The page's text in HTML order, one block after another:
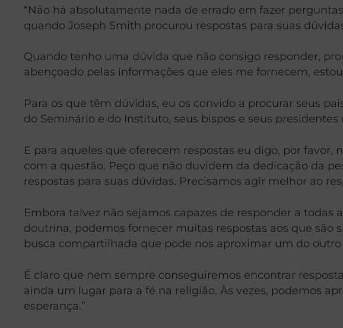
“Não há absolutamente nada de errado em fazer
quando Joseph Smith procurou respostas para suas
Quando tenho uma dúvida que não consigo responder,
abençoado pelas informações que eles me fornecem,
Para os que têm dúvidas, eu os convido a procurar seus
do Seminário e do Instituto, seus bispos e seus presidentes
E para aqueles que oferecem respostas eu digo, por
com a questão. Peço que não duvidem da dedicação da
respostas para suas dúvidas. Precisamos agir melhor ao
Embora talvez não sejamos capazes de responder a todas
doutrina, podemos fornecer muitas respostas aos que
busca compartilhada que pode nos aproximar um do outro
É claro que nem sempre conseguiremos encontrar
ainda um lugar para a fé na religião. Às vezes, podemos
esperança.”